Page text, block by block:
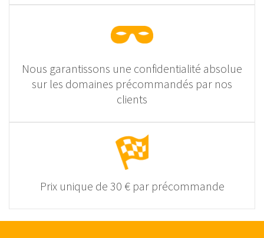
Nous garantissons une confidentialité absolue
sur les domaines précommandés par nos
clients
Prix unique de 30 € par précommande